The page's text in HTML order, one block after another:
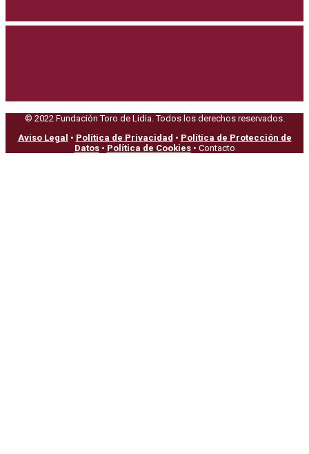
© 2022 Fundación Toro de Lidia. Todos los derechos reservados.
Aviso Legal • Política de Privacidad • Política de Protección de
Datos• Política de Cookies• Contacto